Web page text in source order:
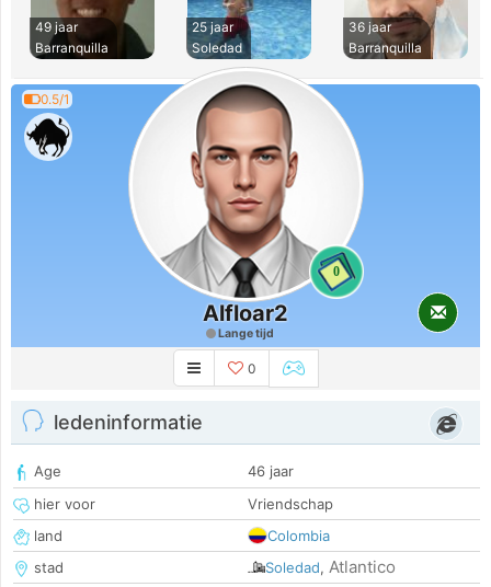
49 jaar
Barranquilla
25 jaar
Soledad
36 jaar
Barranquilla
0.5/1
0
Alfloar2
Lange tijd
0
ledeninformatie
Age
46 jaar
hier voor
Vriendschap
land
Colombia
stad
Soledad, Atlantico